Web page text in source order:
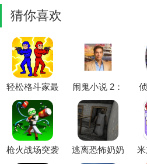
猜你喜欢
轻松格斗家最
新手机版
闹鬼小说 2：
隐藏物品完整
版2026最新版
本
枪火战场突袭
逃离恐怖奶奶